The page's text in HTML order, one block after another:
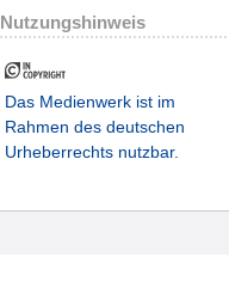
Nutzungshinweis
Das Medienwerk ist im
Rahmen des deutschen
Urheberrechts nutzbar.